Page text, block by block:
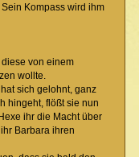
Kompass wird ihm
von einem
wollte.
sich gelohnt, ganz
hingeht, flößt sie nun
ihr die Macht über
Barbara ihren